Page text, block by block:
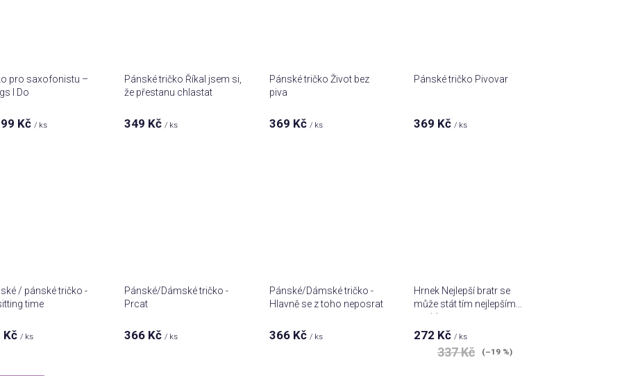
pro saxofonistu –
I Do
Kč / ks
Pánské tričko Říkal jsem si,
že přestanu chlastat
349 Kč/ ks
Pánské tričko Život bez
piva
369 Kč / ks
Pánské tričko Pivovar
369 Kč / ks
/ pánské tričko -
time
Kč / ks
Pánské/Dámské tričko -
Prcat
366 Kč / ks
Pánské/Dámské tričko -
Hlavně se z toho neposrat
366 Kč / ks
Hrnek Nejlepší bratr se
může stát tím nejlepším
strejdou
272 Kč / ks
337 Kč (–19 %)